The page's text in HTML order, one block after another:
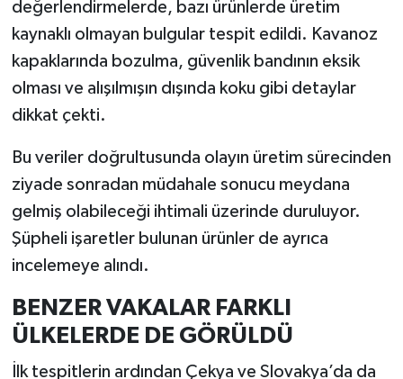
değerlendirmelerde, bazı ürünlerde üretim
kaynaklı olmayan bulgular tespit edildi. Kavanoz
kapaklarında bozulma, güvenlik bandının eksik
olması ve alışılmışın dışında koku gibi detaylar
dikkat çekti.
Bu veriler doğrultusunda olayın üretim sürecinden
ziyade sonradan müdahale sonucu meydana
gelmiş olabileceği ihtimali üzerinde duruluyor.
Şüpheli işaretler bulunan ürünler de ayrıca
incelemeye alındı.
BENZER VAKALAR FARKLI
ÜLKELERDE DE GÖRÜLDÜ
İlk tespitlerin ardından Çekya ve Slovakya’da da